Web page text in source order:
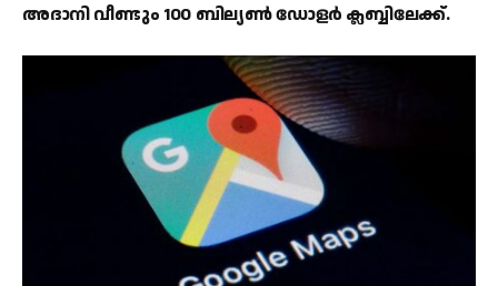
അദാനി വീണ്ടും 100 ബില്യൺ ഡോളർ ക്ലബ്ബിലേക്ക്.